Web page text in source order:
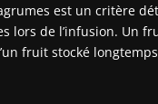
est un critère
lors de l’infusion. Un
fruit stocké